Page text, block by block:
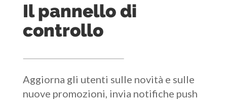
Il pannello di
controllo
Aggiorna gli utenti sulle novità e sulle
nuove promozioni, invia notifiche push